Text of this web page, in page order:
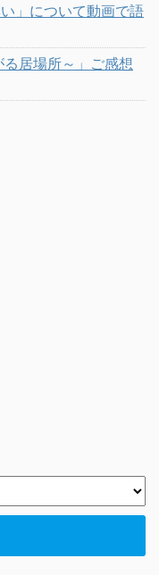
」について動画で語
居場所～」ご感想